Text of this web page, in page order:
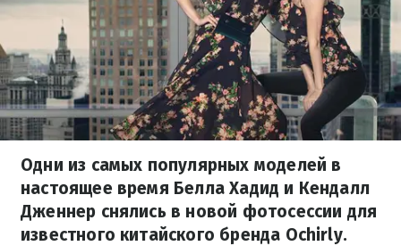
Одни из самых популярных моделей в
настоящее время Белла Хадид и Кендалл
Дженнер снялись в новой фотосессии для
известного китайского бренда Ochirly.